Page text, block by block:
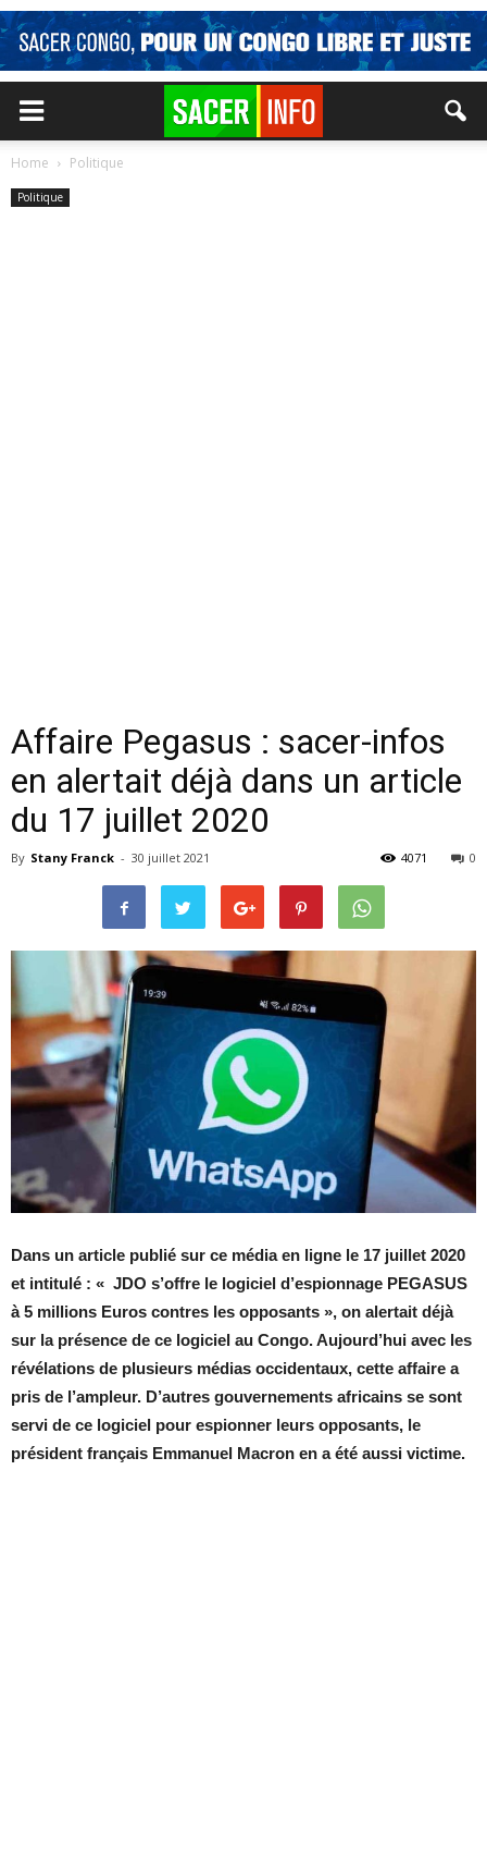
Home Politique
Politique
Affaire Pegasus : sacer-infos
en alertait déjà dans un article
du 17 juillet 2020
By Stany Franck - 30 juillet 2021 0
4071
Dans un article publié sur ce média en ligne le 17 juillet 2020
et intitulé : « JDO s’offre le logiciel d’espionnage PEGASUS
à 5 millions Euros contres les opposants », on alertait déjà
sur la présence de ce logiciel au Congo. Aujourd’hui avec les
révélations de plusieurs médias occidentaux, cette affaire a
pris de l’ampleur. D’autres gouvernements africains se sont
servi de ce logiciel pour espionner leurs opposants, le
président français Emmanuel Macron en a été aussi victime.